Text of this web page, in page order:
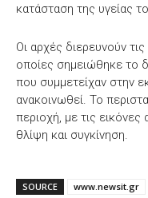
κατάσταση της υγείας
Οι αρχές διερευνούν
οποίες σημειώθηκε το
που συμμετείχαν στην
ανακοινωθεί. Το
περιοχή, με τις
θλίψη και συγκίνηση.
SOURCE
www.newsit.gr